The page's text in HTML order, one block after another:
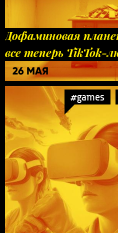
Дофаминовая
все теперь TikTok-
26 МАЯ
#games